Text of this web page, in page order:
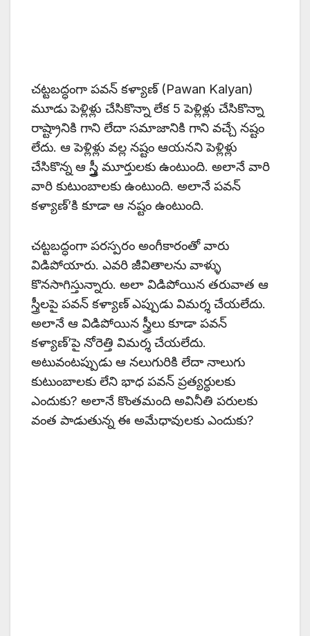
చట్టబద్ధంగా పవన్ కళ్యాణ్ (Pawan Kalyan)
మూడు పెళ్లిళ్లు చేసికొన్నా లేక 5 పెళ్లిళ్లు చేసికొన్నా
రాష్ట్రానికి గాని లేదా సమాజానికి గాని వచ్చే నష్టం
లేదు. ఆ పెళ్లిళ్లు వల్ల నష్టం ఆయనని పెళ్లిళ్లు
చేసికొన్న ఆ స్త్త్రీ మూర్తులకు ఉంటుంది. అలానే వారి
వారి కుటుంబాలకు ఉంటుంది. అలానే పవన్
కళ్యాణ్’కి కూడా ఆ నష్టం ఉంటుంది.
చట్టబద్ధంగా పరస్పరం అంగీకారంతో వారు
విడిపోయారు. ఎవరి జీవితాలను వాళ్ళు
కొనసాగిస్తున్నారు. అలా విడిపోయిన తరువాత ఆ
స్త్రీలపై పవన్ కళ్యాణ్ ఎప్పుడు విమర్శ చేయలేదు.
అలానే ఆ విడిపోయిన స్త్రీలు కూడా పవన్
కళ్యాణ్’పై నోరెత్తి విమర్శ చేయలేదు.
అటువంటప్పుడు ఆ నలుగురికి లేదా నాలుగు
కుటుంబాలకు లేని భాధ పవన్ ప్రత్యర్థులకు
ఎందుకు? అలానే కొంతమంది అవినీతి పరులకు
వంత పాడుతున్న ఈ అమేధావులకు ఎందుకు?